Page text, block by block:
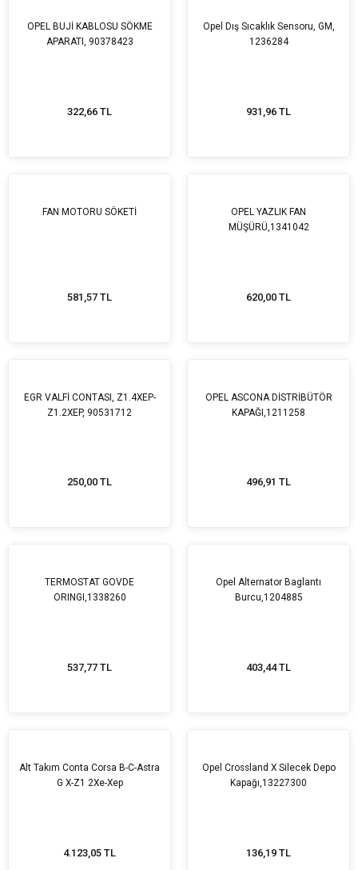
OPEL BUJİ KABLOSU SÖKME
APARATI, 90378423
322,66 TL
Opel Dış Sıcaklık Sensoru, GM,
1236284
931,96 TL
FAN MOTORU SÖKETİ
581,57 TL
OPEL YAZLIK FAN
MÜŞÜRÜ,1341042
620,00 TL
EGR VALFİ CONTASI, Z1.4XEP-
Z1.2XEP, 90531712
250,00 TL
OPEL ASCONA DİSTRİBÜTÖR
KAPAĞI,1211258
496,91 TL
TERMOSTAT GOVDE
ORINGI,1338260
537,77 TL
Opel Alternator Baglantı
Burcu,1204885
403,44 TL
Alt Takım Conta Corsa B-C-Astra
G X-Z1 2Xe-Xep
4.123,05 TL
Opel Crossland X Silecek Depo
Kapağı,13227300
136,19 TL